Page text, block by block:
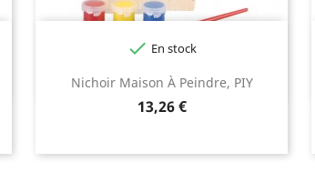
Nichoir Maison À Peindre, PIY
Prix
13,26 €
 En stock